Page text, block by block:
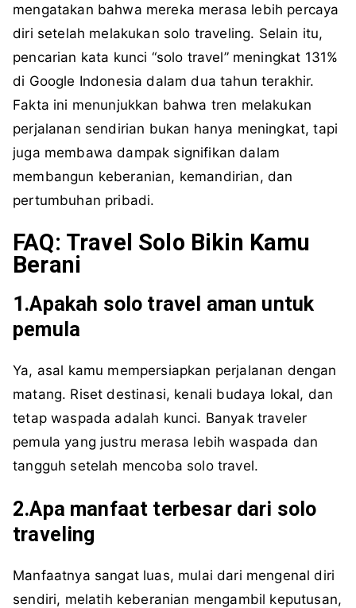
mengatakan bahwa mereka merasa lebih percaya
diri setelah melakukan solo traveling. Selain itu,
pencarian kata kunci “solo travel” meningkat 131%
di Google Indonesia dalam dua tahun terakhir.
Fakta ini menunjukkan bahwa tren melakukan
perjalanan sendirian bukan hanya meningkat, tapi
juga membawa dampak signifikan dalam
membangun keberanian, kemandirian, dan
pertumbuhan pribadi.
FAQ: Travel Solo Bikin Kamu
Berani
1.Apakah solo travel aman untuk
pemula
Ya, asal kamu mempersiapkan perjalanan dengan
matang. Riset destinasi, kenali budaya lokal, dan
tetap waspada adalah kunci. Banyak traveler
pemula yang justru merasa lebih waspada dan
tangguh setelah mencoba solo travel.
2.Apa manfaat terbesar dari solo
traveling
Manfaatnya sangat luas, mulai dari mengenal diri
sendiri, melatih keberanian mengambil keputusan,